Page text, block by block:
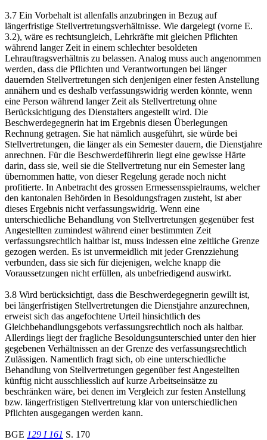
3.7 Ein Vorbehalt ist allenfalls anzubringen in Bezug auf
längerfristige Stellvertretungsverhältnisse. Wie dargelegt (vorne E.
3.2), wäre es rechtsungleich, Lehrkräfte mit gleichen Pflichten
während langer Zeit in einem schlechter besoldeten
Lehrauftragsverhältnis zu belassen. Analog muss auch angenommen
werden, dass die Pflichten und Verantwortungen bei länger
dauernden Stellvertretungen sich denjenigen einer festen Anstellung
annähern und es deshalb verfassungswidrig werden könnte, wenn
eine Person während langer Zeit als Stellvertretung ohne
Berücksichtigung des Dienstalters angestellt wird. Die
Beschwerdegegnerin hat im Ergebnis diesen Überlegungen
Rechnung getragen. Sie hat nämlich ausgeführt, sie würde bei
Stellvertretungen, die länger als ein Semester dauern, die Dienstjahre
anrechnen. Für die Beschwerdeführerin liegt eine gewisse Härte
darin, dass sie, weil sie die Stellvertretung nur ein Semester lang
übernommen hatte, von dieser Regelung gerade noch nicht
profitierte. In Anbetracht des grossen Ermessensspielraums, welcher
den kantonalen Behörden in Besoldungsfragen zusteht, ist aber
dieses Ergebnis nicht verfassungswidrig. Wenn eine
unterschiedliche Behandlung von Stellvertretungen gegenüber fest
Angestellten zumindest während einer bestimmten Zeit
verfassungsrechtlich haltbar ist, muss indessen eine zeitliche Grenze
gezogen werden. Es ist unvermeidlich mit jeder Grenzziehung
verbunden, dass sie sich für diejenigen, welche knapp die
Voraussetzungen nicht erfüllen, als unbefriedigend auswirkt.
3.8 Wird berücksichtigt, dass die Beschwerdegegnerin gewillt ist,
bei längerfristigen Stellvertretungen die Dienstjahre anzurechnen,
erweist sich das angefochtene Urteil hinsichtlich des
Gleichbehandlungsgebots verfassungsrechtlich noch als haltbar.
Allerdings liegt der fragliche Besoldungsunterschied unter den hier
gegebenen Verhältnissen an der Grenze des verfassungsrechtlich
Zulässigen. Namentlich fragt sich, ob eine unterschiedliche
Behandlung von Stellvertretungen gegenüber fest Angestellten
künftig nicht ausschliesslich auf kurze Arbeitseinsätze zu
beschränken wäre, bei denen im Vergleich zur festen Anstellung
bzw. längerfristigen Stellvertretung klar von unterschiedlichen
Pflichten ausgegangen werden kann.
BGE 129 I 161 S. 170